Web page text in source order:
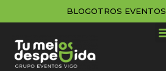
BLOGOTROS EVENTOS